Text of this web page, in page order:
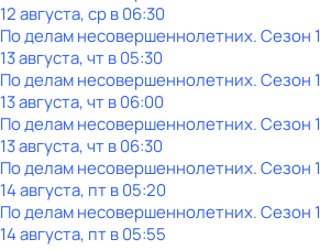
12 августа, ср в 06:30
По делам несовершеннолетних. Сезон 1
13 августа, чт в 05:30
По делам несовершеннолетних. Сезон 1
13 августа, чт в 06:00
По делам несовершеннолетних. Сезон 1
13 августа, чт в 06:30
По делам несовершеннолетних. Сезон 1
14 августа, пт в 05:20
По делам несовершеннолетних. Сезон 1
14 августа, пт в 05:55